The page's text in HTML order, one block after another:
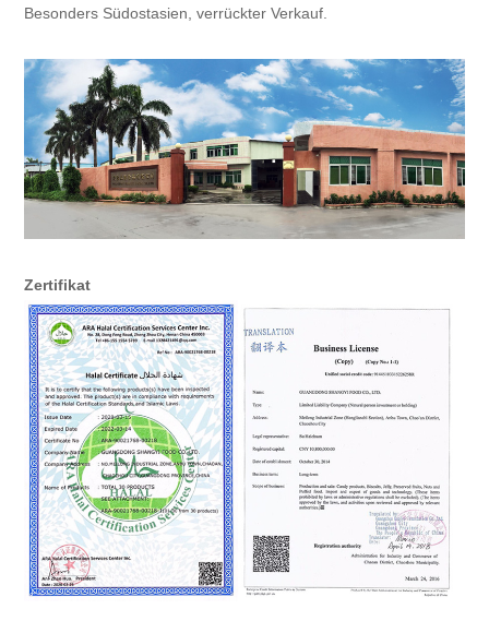
Besonders Südostasien, verrückter Verkauf.
Zertifikat